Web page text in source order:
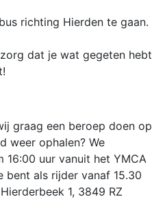
richting Hierden te gaan.
dat je wat gegeten hebt
graag een beroep doen op
weer ophalen? We
uur vanuit het YMCA
bent als rijder vanaf 15.30
1, 3849 RZ